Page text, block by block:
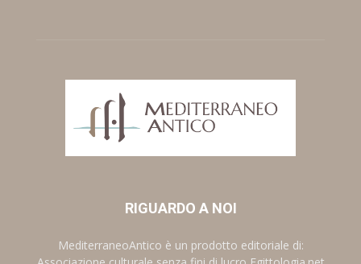
RIGUARDO A NOI
MediterraneoAntico è un prodotto editoriale di: